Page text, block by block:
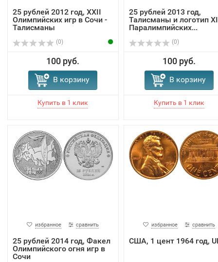
25 рублей 2012 год, XXII
Олимпийских игр в Сочи -
Талисманы
(0)
100 руб.
В корзину
25 рублей 2013 год,
Талисманы и логотип XI
Паралимпийских...
(0)
100 руб.
В корзину
избранное сравнить
25 рублей 2014 год, Факел
Олимпийского огня игр в
Сочи
избранное сравнить
США, 1 цент 1964 год,